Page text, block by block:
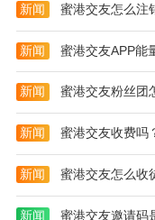
新闻 蜜港交友怎么注
新闻 蜜港交友APP能
新闻 蜜港交友粉丝团
新闻 蜜港交友收费吗
新闻 蜜港交友怎么收
新闻 蜜港交友邀请码